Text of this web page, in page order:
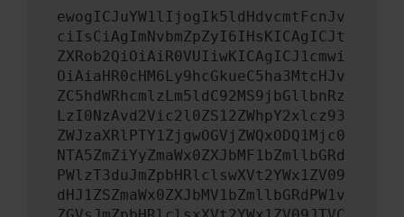
ewogICJuYW1lIjogIk5ldHdvcmtFcnJv
ciIsCiAgImNvbmZpZyI6IHsKICAgICJt
ZXRob2QiOiAiR0VUIiwKICAgICJ1cmwi
OiAiaHR0cHM6Ly9hcGkueC5ha3MtcHJv
ZC5hdWRhcmlzLm5ldC92MS9jbGllbnRz
LzI0NzAvd2Vic2l0ZS12ZWhpY2xlcz93
ZWJzaXRlPTY1ZjgwOGVjZWQxODQ1Mjc0
NTA5ZmZiYyZmaWx0ZXJbMF1bZmllbGRd
PWlzT3duJmZpbHRlclswXVt2YWx1ZV09
dHJ1ZSZmaWx0ZXJbMV1bZmllbGRdPW1v